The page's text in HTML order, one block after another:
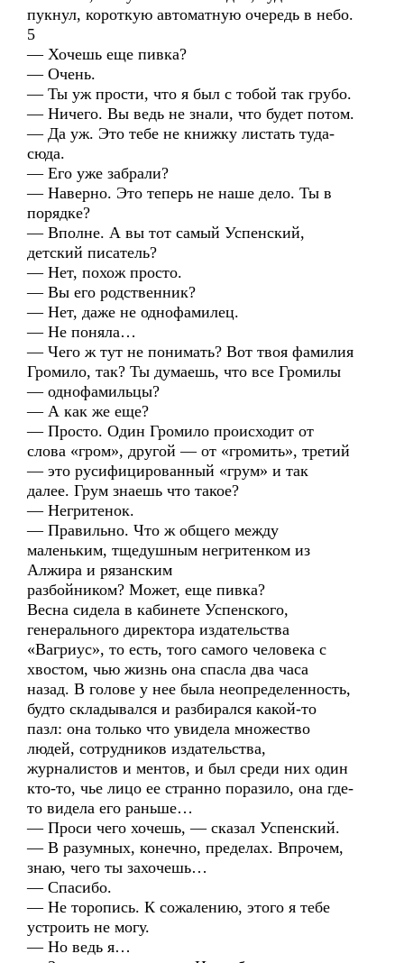
пукнул, короткую автоматную очередь в небо.
5
— Хочешь еще пивка?
— Очень.
— Ты уж прости, что я был с тобой так грубо.
— Ничего. Вы ведь не знали, что будет потом.
— Да уж. Это тебе не книжку листать туда-
сюда.
— Его уже забрали?
— Наверно. Это теперь не наше дело. Ты в
порядке?
— Вполне. А вы тот самый Успенский,
детский писатель?
— Нет, похож просто.
— Вы его родственник?
— Нет, даже не однофамилец.
— Не поняла…
— Чего ж тут не понимать? Вот твоя фамилия
Громило, так? Ты думаешь, что все Громилы
— однофамильцы?
— А как же еще?
— Просто. Один Громило происходит от
слова «гром», другой — от «громить», третий
— это русифицированный «грум» и так
далее. Грум знаешь что такое?
— Негритенок.
— Правильно. Что ж общего между
маленьким, тщедушным негритенком из
Алжира и рязанским
разбойником? Может, еще пивка?
Весна сидела в кабинете Успенского,
генерального директора издательства
«Вагриус», то есть, того самого человека с
хвостом, чью жизнь она спасла два часа
назад. В голове у нее была неопределенность,
будто складывался и разбирался какой-то
пазл: она только что увидела множество
людей, сотрудников издательства,
журналистов и ментов, и был среди них один
кто-то, чье лицо ее странно поразило, она где-
то видела его раньше…
— Проси чего хочешь, — сказал Успенский.
— В разумных, конечно, пределах. Впрочем,
знаю, чего ты захочешь…
— Спасибо.
— Не торопись. К сожалению, этого я тебе
устроить не могу.
— Но ведь я…